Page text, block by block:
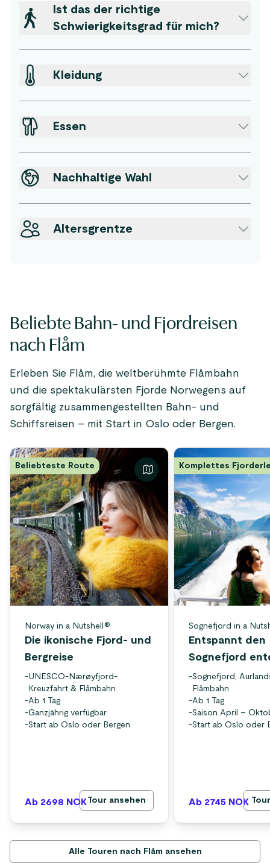
Ist das der richtige
Schwierigkeitsgrad für mich?
Kleidung
Essen
Nachhaltige Wahl
Altersgrentze
Beliebte Bahn- und Fjordreisen
nach Flåm
Erleben Sie Flåm, die weltberühmte Flåmbahn
und die spektakulärsten Fjorde Norwegens auf
sorgfältig zusammengestellten Bahn- und
Schiffsreisen – mit Start in Oslo oder Bergen.
Beliebteste Route
Norway in a Nutshell®
Die ikonische Fjord- und
Bergreise
-UNESCO-Nærøyfjord-
Kreuzfahrt & Flåmbahn
-Ab 1 Tag
-Ganzjährig verfügbar
-Start ab Oslo oder Bergen
Ab 2698 NOKTour ansehen
Komplettes
Sognefjord in a
Entspannt den
Sognefjord
-Sognefjord,
Flåmbahn
-Ab 1 Tag
-Saison April –
-Start ab Oslo oder
Ab 2745 NOK
Alle Touren nach Flåm ansehen